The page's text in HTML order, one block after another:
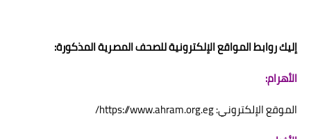
إليك روابط المواقع الإلكترونية للصحف المصرية المذكورة:
الأهرام:
الموقع الإلكتروني: https://www.ahram.org.eg/